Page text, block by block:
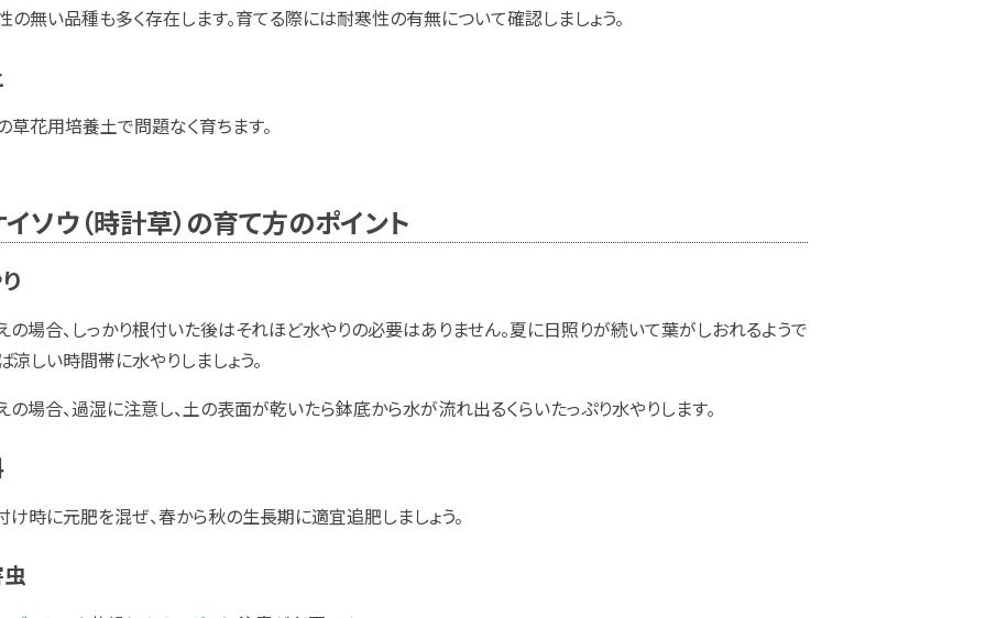
の無い品種も多く存在します。育てる際には耐寒性の有無について確認しましょう。
草花用培養土で問題なく育ちます。
ソウ（時計草）の育て方のポイント
の場合、しっかり根付いた後はそれほど水やりの必要はありません。夏に日照りが続いて葉がしおれるようで
涼しい時間帯に水やりしましょう。
の場合、過湿に注意し、土の表面が乾いたら鉢底から水が流れ出るくらいたっぷり水やりします。
け時に元肥を混ぜ、春から秋の生長期に適宜追肥しましょう。